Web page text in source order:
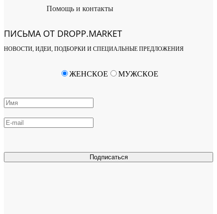
Помощь и контакты
ПИСЬМА ОТ DROPP.MARKET
НОВОСТИ, ИДЕИ, ПОДБОРКИ И СПЕЦИАЛЬНЫЕ ПРЕДЛОЖЕНИЯ
Подписаться
ЖЕНСКОЕ МУЖСКОЕ